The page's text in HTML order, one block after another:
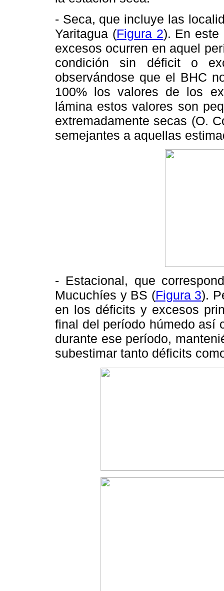
- Seca, que incluye las
Yaritagua (Figura 2). En este
excesos ocurren en aquel
condición sin déficit o
observándose que el BHC
100% los valores de los
lámina estos valores son
extremadamente secas (O.
semejantes a aquellas
- Estacional, que
Mucuchíes y BS (Figura 3).
en los déficits y excesos
final del período húmedo así
durante ese período,
subestimar tanto déficits